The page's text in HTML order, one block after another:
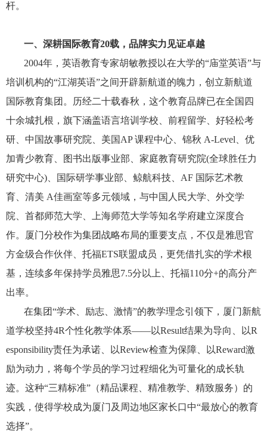
杆。
一、深耕国际教育20载，品牌实力见证卓越
2004年，英语教育专家胡敏教授以在大学的“庙堂英语”与
培训机构的“江湖英语”之间开辟新航道的魄力，创立新航道
国际教育集团。历经二十载春秋，这个教育品牌已在全国四
十余城扎根，旗下涵盖语言培训学校、前程留学、好轻松考
研、中国故事研究院、美国AP 课程中心、锦秋 A-Level、优
加青少教育、图书出版事业部、家庭教育研究院(全球胜任力
研究中心)、国际研学事业部、鲸航科技、AF 国际艺术教
育、清美 A佳画室等多元领域，与中国人民大学、外交学
院、首都师范大学、上海师范大学等知名学府建立深度合
作。厦门分校作为集团战略布局的重要支点，不仅是雅思官
方金级合作伙伴、托福ETS联盟成员，更凭借扎实的学术根
基，连续多年保持学员雅思7.5分以上、托福110分+的高分产
出率。
在集团“学术、励志、激情”的教学理念引领下，厦门新航
道学校坚持4R个性化教学体系——以Result结果为导向、以R
esponsibility责任为承诺、以Review检查为保障、以Reward激
励为动力，将每个学员的学习过程细化为可量化的成长轨
迹。这种“三精标准”（精品课程、精准教学、精致服务）的
实践，使得学校成为厦门及周边地区家长口中“最放心的教育
选择”。